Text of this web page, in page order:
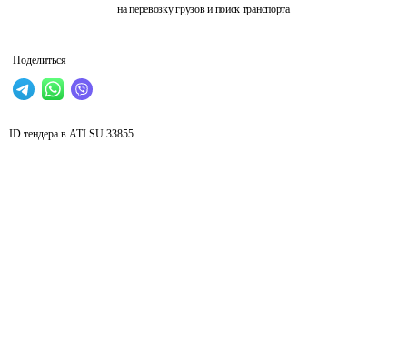
на перевозку грузов и поиск транспорта
Поделиться
ID тендера в ATI.SU 33855